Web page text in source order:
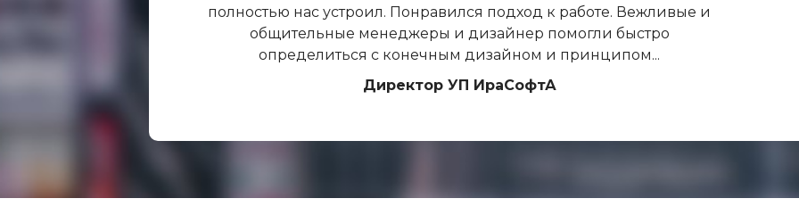
полностью нас устроил. Понравился подход к работе. Вежливые и
общительные менеджеры и дизайнер помогли быстро
определиться с конечным дизайном и принципом...
Директор УП ИраСофтА